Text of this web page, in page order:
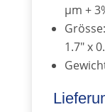
μm +
1.7″ x